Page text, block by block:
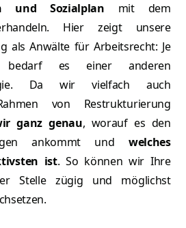
und Sozialplan mit dem
Hier zeigt unsere
als Anwälte für Arbeitsrecht: Je
bedarf es einer anderen
Da wir vielfach auch
von Restrukturierung
ganz genau, worauf es den
ankommt und welches
ist. So können wir Ihre
Stelle zügig und möglichst